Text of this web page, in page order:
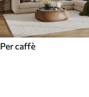
Per caffè